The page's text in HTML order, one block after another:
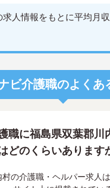
人情報をもとに平均月
ビ介護職のよくあ
職に福島県双葉郡川
どのくらいあります
の介護職・ヘルパー求人